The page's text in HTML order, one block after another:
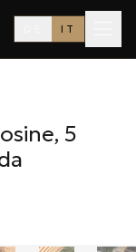
IT
5